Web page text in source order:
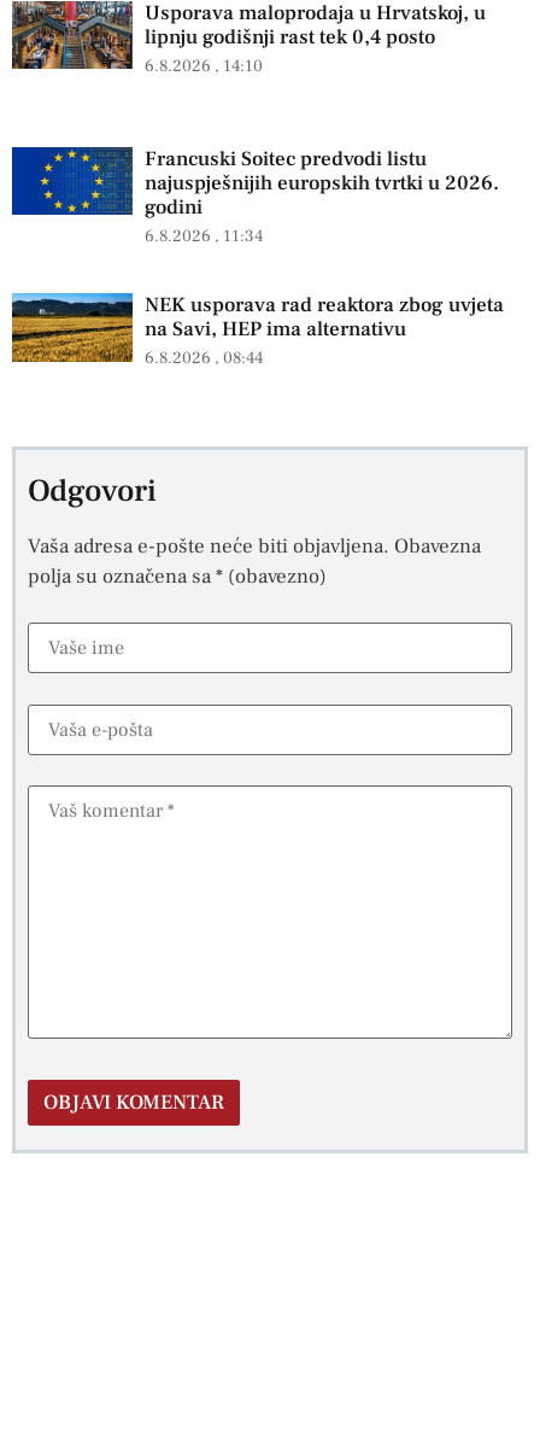
Usporava maloprodaja u Hrvatskoj, u
lipnju godišnji rast tek 0,4 posto
6.8.2026 14:10
Francuski Soitec predvodi listu
najuspješnijih europskih tvrtki u 2026.
godini
6.8.2026 11:34
NEK usporava rad reaktora zbog uvjeta
na Savi, HEP ima alternativu
6.8.2026 08:44
Odgovori
Vaša adresa e-pošte neće biti objavljena. Obavezna
polja su označena sa* (obavezno)